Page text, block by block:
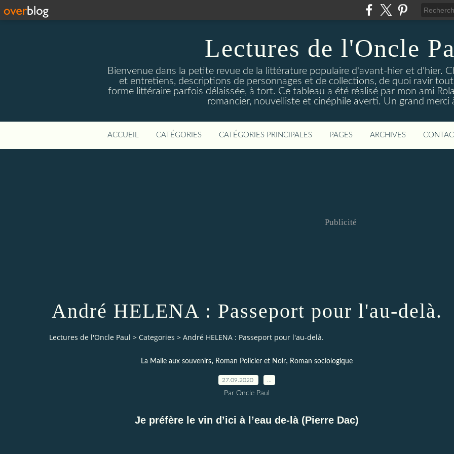
Lectures de l'Oncle
Bienvenue dans la petite revue de la littérature populaire d'avant-hier et d'hier.
et entretiens, descriptions de personnages et de collections, de quoi ravir
forme littéraire parfois délaissée, à tort. Ce tableau a été réalisé par mon ami
romancier, nouvelliste et cinéphile averti. Un grand merci
ACCUEIL CATÉGORIES CATÉGORIES PRINCIPALES PAGES ARCHIVES
Publicité
André HELENA : Passeport pour l'au-delà.
Lectures de l'Oncle Paul > Categories > André HELENA : Passeport pour l'au-delà.
La Malle aux souvenirs, Roman Policier et Noir, Roman sociologique
27.09.2020
Par Oncle Paul
Je préfère le vin d’ici à l’eau de-là (Pierre Dac)